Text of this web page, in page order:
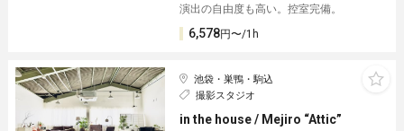
演出の自由度も高い。控室完備。
6,578円〜/1h
池袋・巣鴨・駒込
撮影スタジオ
in the house / Mejiro “Attic”